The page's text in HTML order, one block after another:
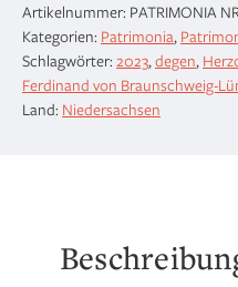
Ferdinands
von
Braunschweig-
Lüneburg
Menge
Artikelnummer: PATRIMONIA
Kategorien: Patrimonia,
Schlagwörter: 2023,degen,
Ferdinand von Braunschweig-
Land: Niedersachsen